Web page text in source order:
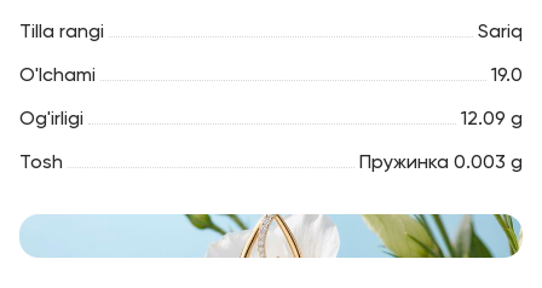
Tilla rangi Sariq
O'lchami 19.0
Og'irligi 12.09 g
Tosh Пружинка 0.003 g